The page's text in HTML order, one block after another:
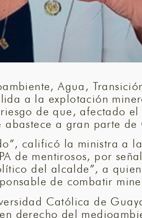
Agua,
a la explotación
de que, afectado
a gran parte de
calificó la ministra a
de mentirosos, por
del alcalde”, a
de combatir
Católica de
derecho del